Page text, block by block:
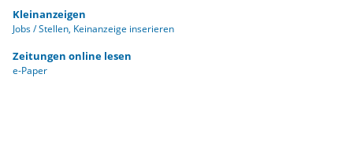
Kleinanzeigen
Jobs / Stellen Keinanzeige inserieren
Zeitungen online lesen
e-Paper